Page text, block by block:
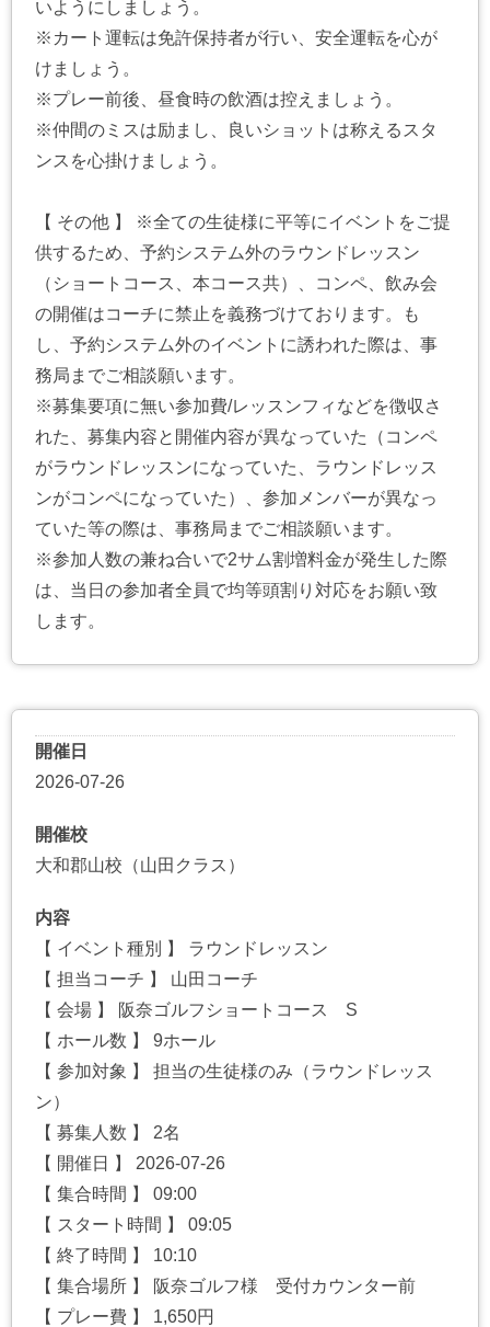
いようにしましょう。
※カート運転は免許保持者が行い、安全運転を心が
けましょう。
※プレー前後、昼食時の飲酒は控えましょう。
※仲間のミスは励まし、良いショットは称えるスタ
ンスを心掛けましょう。
【 その他 】 ※全ての生徒様に平等にイベントをご提
供するため、予約システム外のラウンドレッスン
（ショートコース、本コース共）、コンペ、飲み会
の開催はコーチに禁止を義務づけております。も
し、予約システム外のイベントに誘われた際は、事
務局までご相談願います。
※募集要項に無い参加費/レッスンフィなどを徴収さ
れた、募集内容と開催内容が異なっていた（コンペ
がラウンドレッスンになっていた、ラウンドレッス
ンがコンペになっていた）、参加メンバーが異なっ
ていた等の際は、事務局までご相談願います。
※参加人数の兼ね合いで2サム割増料金が発生した際
は、当日の参加者全員で均等頭割り対応をお願い致
します。
開催日
2026-07-26
開催校
大和郡山校（山田クラス）
内容
【 イベント種別 】 ラウンドレッスン
【 担当コーチ 】 山田コーチ
【 会場 】 阪奈ゴルフショートコース S
【 ホール数 】 9ホール
【 参加対象 】 担当の生徒様のみ（ラウンドレッス
ン）
【 募集人数 】 2名
【 開催日 】 2026-07-26
【 集合時間 】 09:00
【 スタート時間 】 09:05
【 終了時間 】 10:10
【 集合場所 】 阪奈ゴルフ様 受付カウンター前
【 プレー費 】 1,650円